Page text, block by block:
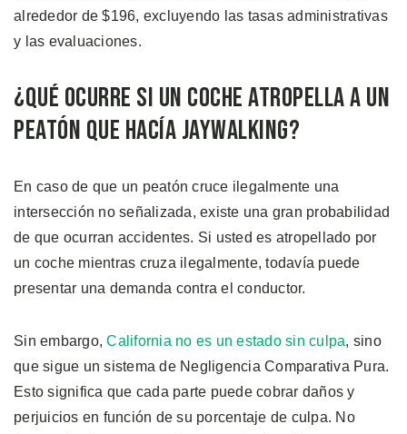
alrededor de $196, excluyendo las tasas administrativas
y las evaluaciones.
¿Qué Ocurre si un Coche Atropella a un
Peatón que Hacía Jaywalking?
En caso de que un peatón cruce ilegalmente una
intersección no señalizada, existe una gran probabilidad
de que ocurran accidentes. Si usted es atropellado por
un coche mientras cruza ilegalmente, todavía puede
presentar una demanda contra el conductor.
Sin embargo,California no es un estado sin culpa, sino
que sigue un sistema de Negligencia Comparativa Pura.
Esto significa que cada parte puede cobrar daños y
perjuicios en función de su porcentaje de culpa. No